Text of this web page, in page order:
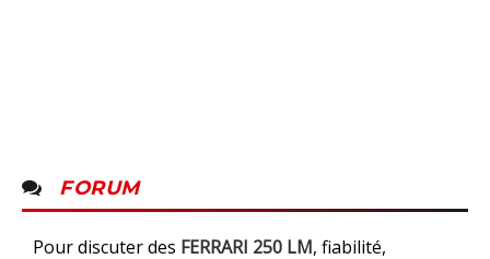
FORUM
Pour discuter des FERRARI 250 LM, fiabilité,